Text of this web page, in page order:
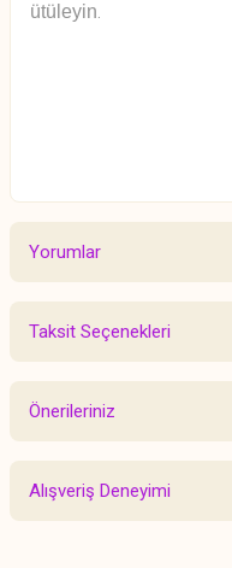
ütüleyin.
Yorumlar
Taksit Seçenekleri
Önerileriniz
Bu ürünün fiyat bilgisi,
yetersiz gördüğünüz
Alışveriş Deneyimi